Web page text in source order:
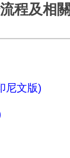
程及相
尼文版)